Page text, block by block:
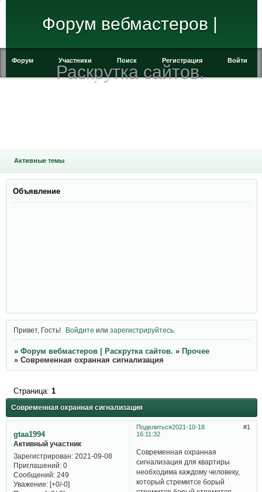
Форум вебмастеров |
Раскрутка сайтов.
Форум Участники Поиск Регистрация Войти
Активные темы
Объявление
Привет, Гость! Войдите илизарегистрируйтесь
» Форум вебмастеров | Раскрутка сайтов. » Прочее
» Современная охранная сигнализация
Современная охранная сигнализация
Страница: 1
Поделиться 1
2021-10-18
16:11:32
gtaa1994
Активный участник
Зарегистрирован: 2021-09-08
Приглашений:0
Сообщений:249
Уважение: [+0/-0]
Современная охранная
сигнализация для квартиры
необходима каждому человеку,
который стремитсе борый